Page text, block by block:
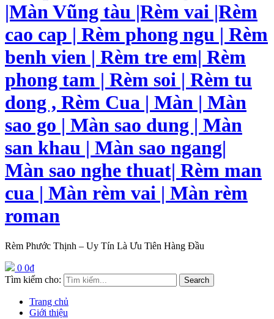
|Màn Vũng tàu |Rèm vai |Rèm
cao cap | Rèm phong ngu | Rèm
benh vien | Rèm tre em| Rèm
phong tam | Rèm soi | Rèm tu
dong , Rèm Cua | Màn | Màn
sao go | Màn sao dung | Màn
san khau | Màn sao ngang|
Màn sao nghe thuat| Rèm man
cua | Màn rèm vai | Màn rèm
roman
Rèm Phước Thịnh – Uy Tín Là Ưu Tiên Hàng Đầu
0 0₫
Tìm kiếm cho:
Search
Trang chủ
Giới thiệu